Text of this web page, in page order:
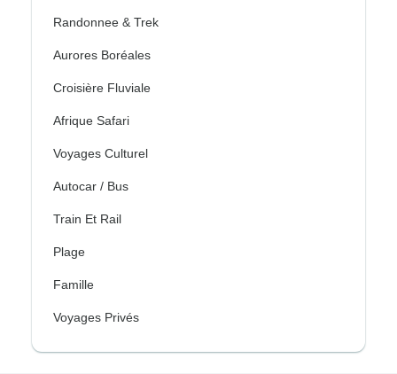
Randonnee & Trek
Aurores Boréales
Croisière Fluviale
Afrique Safari
Voyages Culturel
Autocar / Bus
Train Et Rail
Plage
Famille
Voyages Privés